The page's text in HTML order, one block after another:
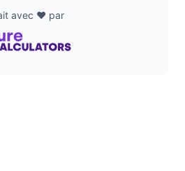
avec ❤️ par